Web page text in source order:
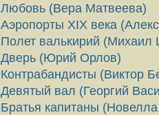
Любовь (Вера Матвеева)
Аэропорты XIX века
Полет валькирий (Михаил
Дверь (Юрий Орлов)
Контрабандисты (Виктор
Девятый вал (Георгий
Братья капитаны